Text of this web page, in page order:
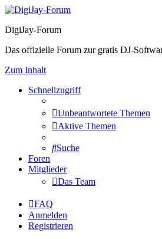
DigiJay-Forum
Das offizielle Forum zur gratis DJ-
Zum Inhalt
Schnellzugriff
Unbeantwortete Themen
Aktive Themen
Suche
Foren
Mitglieder
Das Team
FAQ
Anmelden
Registrieren